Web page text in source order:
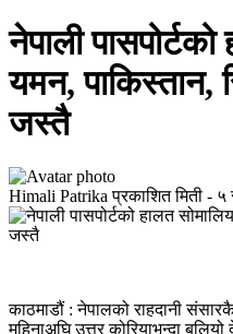
नेपाली
यमन, पाकिस्तान,
जस्तै
Himali Patrika प्रकाशित मिती - ५
काठमाडौं : नेपालको राहदानी
महिनाअघि उत्तर कोरियाभन्दा